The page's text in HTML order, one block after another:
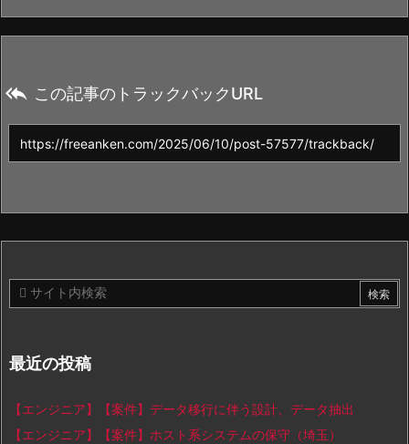
 この記事のトラックバックURL
最近の投稿
【エンジニア】【案件】データ移行に伴う設計、データ抽出
【エンジニア】【案件】ホスト系システムの保守（埼玉）